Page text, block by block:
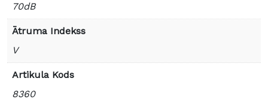
70dB
Ātruma Indekss
V
Artikula Kods
8360